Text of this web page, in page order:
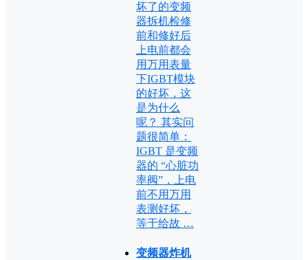
坏了的变频
器拆机检修
前和修好后
上电前都会
用万用表量
下IGBT模块
的好坏，这
是为什么
呢？ 其实问
题很简单：
IGBT 是变频
器的 “心脏功
率阀”，上电
前不用万用
表测好坏，
等于给故 …
变频器炸机